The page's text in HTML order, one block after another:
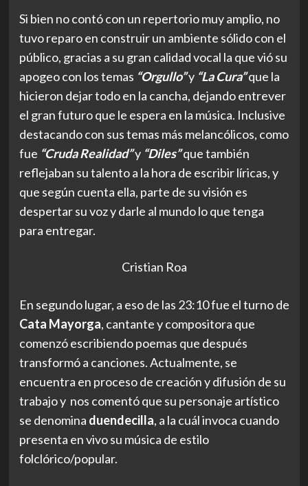
Si bien no contó con un repertorio muy amplio, no
tuvo reparo en construir un ambiente sólido con el
público, gracias a su gran calidad vocal la que vió su
apogeo con los temas “Orgullo”y “La Cura”que la
hicieron dejar todo en la cancha, dejando entrever
el gran futuro que le espera en la música. Inclusive
destacando con sus temas más melancólicos, como
fue “Cruda Realidad”y “Diles”que también
reflejaban su talento a la hora de escribir líricas, y
que según cuenta ella, parte de su visión es
despertar su voz y darle al mundo lo que tenga
para entregar.
Cristian Roa
En segundo lugar, a eso de las 23:10 fue el turno de
Cata Mayorga, cantante y compositora que
comenzó escribiendo poemas que después
transformó a canciones. Actualmente, se
encuentra en proceso de creación y difusión de su
trabajo y nos comentó que su personaje artístico
se denomina duendecilla, a la cuál invoca cuando
presenta en vivo su música de estilo
folclórico/popular.